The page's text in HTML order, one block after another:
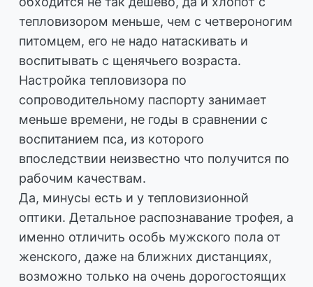
тепловизором меньше, чем с четвероногим
питомцем, его не надо натаскивать и
воспитывать с щенячьего возраста.
Настройка тепловизора по
сопроводительному паспорту занимает
меньше времени, не годы в сравнении с
воспитанием пса, из которого
впоследствии неизвестно что получится по
рабочим качествам.
Да, минусы есть и у тепловизионной
оптики. Детальное распознавание трофея, а
именно отличить особь мужского пола от
женского, даже на ближних дистанциях,
возможно только на очень дорогостоящих